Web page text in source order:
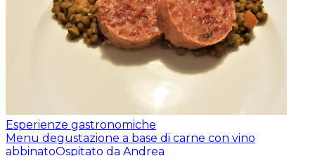
Esperienze gastronomiche
Menu degustazione a base di carne con vino
abbinatoOspitato da Andrea